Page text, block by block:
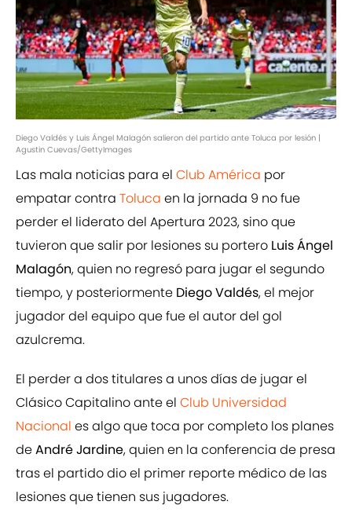
Diego Valdés y Luis Ángel Malagón salieron del partido ante Toluca por lesión |
Agustin Cuevas/GettyImages
Las mala noticias para el Club América por
empatar contra Toluca en la jornada 9 no fue
perder el liderato del Apertura 2023, sino que
tuvieron que salir por lesiones su portero Luis Ángel
Malagón, quien no regresó para jugar el segundo
tiempo, y posteriormente Diego Valdés, el mejor
jugador del equipo que fue el autor del gol
azulcrema.
El perder a dos titulares a unos días de jugar el
Clásico Capitalino ante el Club Universidad
Nacional es algo que toca por completo los planes
deAndré Jardine, quien en la conferencia de presa
tras el partido dio el primer reporte médico de las
lesiones que tienen sus jugadores.